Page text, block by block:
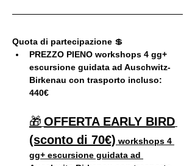
Quota di partecipazione 💲
PREZZO PIENO workshops 4 gg+
escursione guidata ad Auschwitz-
Birkenau con trasporto incluso:
440€
🎁 OFFERTA EARLY BIRD
(sconto di 70€) workshops 4
gg+ escursione guidata ad